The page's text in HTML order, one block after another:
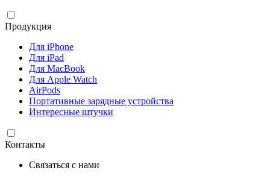
Продукция
Для iPhone
Для iPad
Для MacBook
Для Apple Watch
AirPods
Портативные зарядные устройства
Интересные штучки
Контакты
Связаться с нами